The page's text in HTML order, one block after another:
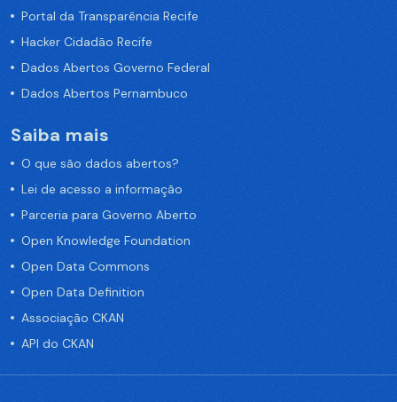
Portal da Transparência Recife
Hacker Cidadão Recife
Dados Abertos Governo Federal
Dados Abertos Pernambuco
Saiba mais
O que são dados abertos?
Lei de acesso a informação
Parceria para Governo Aberto
Open Knowledge Foundation
Open Data Commons
Open Data Definition
Associação CKAN
API do CKAN